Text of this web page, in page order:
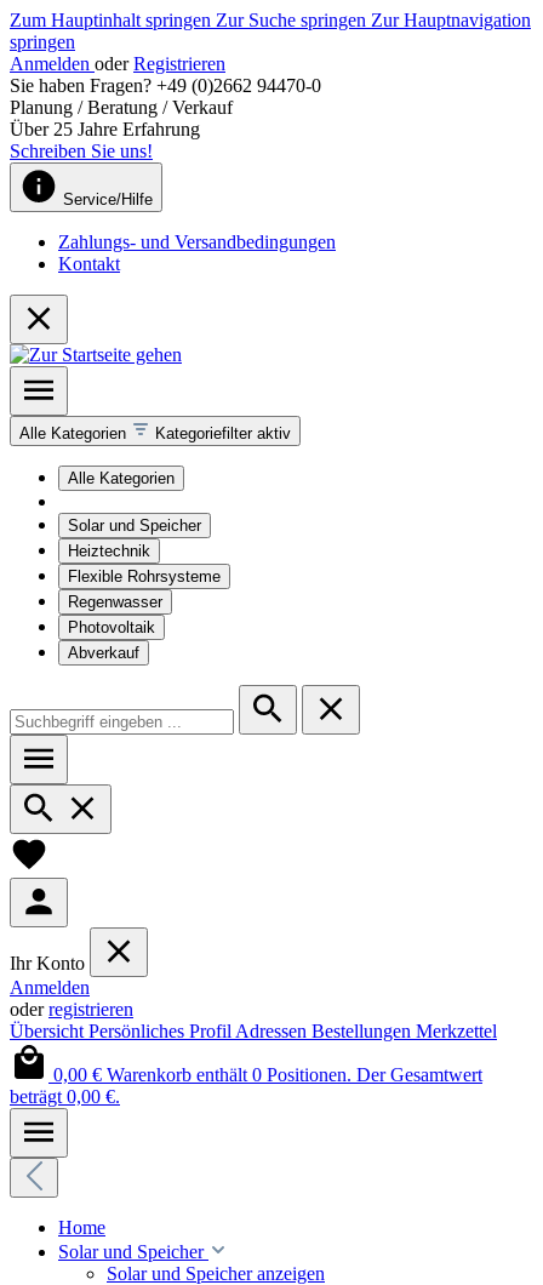
Zum Hauptinhalt springen Zur Suche springen Zur Hauptnavigation
springen
Anmelden oder Registrieren
Sie haben Fragen? +49 (0)2662 94470-0
Planung / Beratung / Verkauf
Über 25 Jahre Erfahrung
Schreiben Sie uns!
Service/Hilfe
Zahlungs- und Versandbedingungen
Kontakt
Alle Kategorien Kategoriefilter aktiv
Alle Kategorien
Solar und Speicher
Heiztechnik
Flexible Rohrsysteme
Regenwasser
Photovoltaik
Abverkauf
Ihr Konto
Anmelden
oderregistrieren
Übersicht Persönliches Profil Adressen Bestellungen Merkzettel
0,00 € Warenkorb enthält 0 Positionen. Der Gesamtwert
beträgt 0,00 €.
Home
Solar und Speicher
Solar und Speicher anzeigen